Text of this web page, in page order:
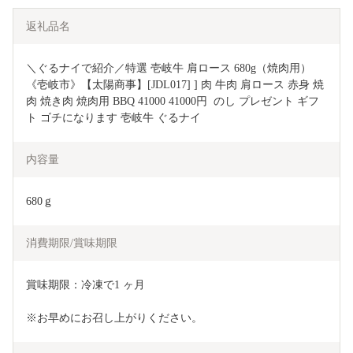
返礼品名
＼ぐるナイで紹介／特選 壱岐牛 肩ロース 680g（焼肉用）
《壱岐市》【太陽商事】[JDL017] ] 肉 牛肉 肩ロース 赤身 焼
肉 焼き肉 焼肉用 BBQ 41000 41000円  のし プレゼント ギフ
ト ゴチになります 壱岐牛 ぐるナイ
内容量
680ｇ
消費期限/賞味期限
賞味期限：冷凍で1 ヶ月
※お早めにお召し上がりください。